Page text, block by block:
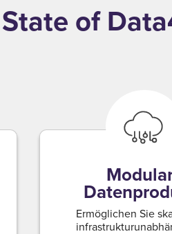
of
Ermöglichen Sie